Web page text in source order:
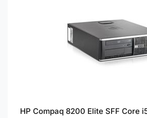
HP Compaq 8200 Elite SFF Core